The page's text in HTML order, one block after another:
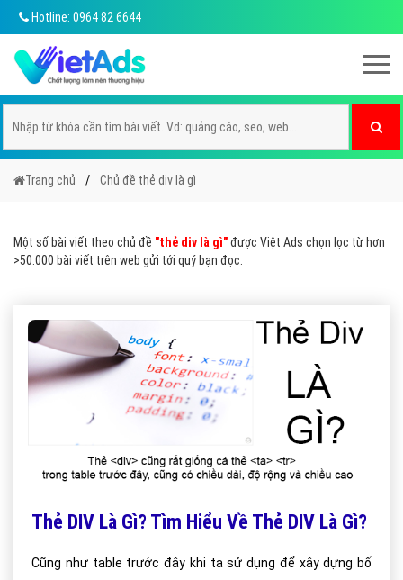
Hotline: 0964 82 6644
Trang chủ Chủ đề thẻ div là gì
Một số bài viết theo chủ đề "thẻ div là gì"được Việt Ads chọn lọc từ hơn
>50.000 bài viết trên web gửi tới quý bạn đọc.
Thẻ DIV Là Gì? Tìm Hiểu Về Thẻ DIV Là Gì?
Cũng như table trước đây khi ta sử dụng để xây dựng bố